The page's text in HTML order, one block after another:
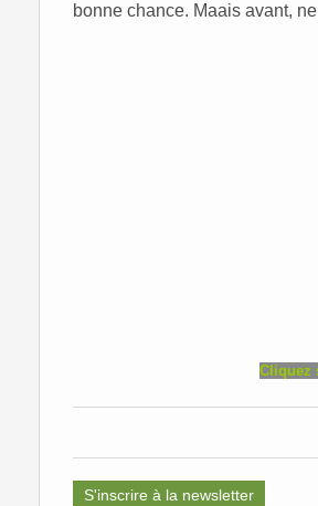
bonne chance. Maais avant,
Cliquez
S'inscrire à la newsletter